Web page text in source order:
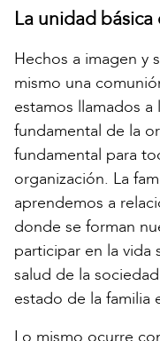
La unidad
Hechos a imagen y
mismo una
estamos llamados a
fundamental de la
fundamental para
organización. La
aprendemos a
donde se forman
participar en la vida
salud de la
estado de la familia